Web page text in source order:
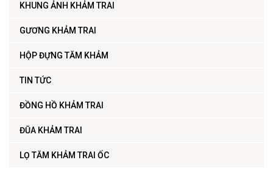
KHUNG ẢNH KHẢM TRAI
GƯƠNG KHẢM TRAI
HỘP ĐỰNG TĂM KHẢM
TIN TỨC
ĐỒNG HỒ KHẢM TRAI
ĐŨA KHẢM TRAI
LỌ TĂM KHẢM TRAI ỐC